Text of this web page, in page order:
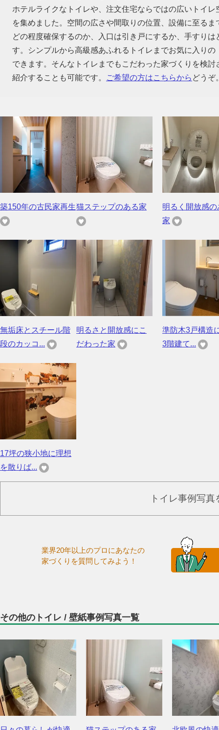
ホテルライクなトイレや、注文住宅ならではの広いトイ
を集めました。空間の広さや間取りの位置、設備に至る
どの程度確保するのか、入口は引き戸にするか、手すり
す。シンプルから高級感あふれるトイレまでお気に入り
できます。そんなトイレまでもこだわった家づくりを検
紹介することも可能です。
ご希望の方はこちらから どうぞ
築150年の古民家再生猫ステップのある家
明るく開放感の
家
無垢床とスチール階
段のカッコ...
明るさと開放感にこ
だわった家
準防木3戸構造
3階建て...
17坪の狭小地に理想
を散りば...
トイレ事例写
業界20年以上のプロにあなたの
家づくりを質問してみよう！
その他のトイレ / 壁紙事例写真一覧